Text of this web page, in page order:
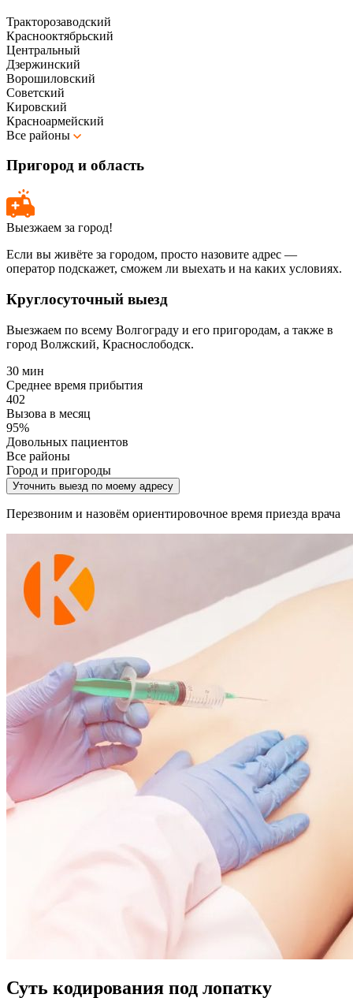
Тракторозаводский
Краснооктябрьский
Центральный
Дзержинский
Ворошиловский
Советский
Кировский
Красноармейский
Все районы
Пригород и область
Выезжаем за город!
Если вы живёте за городом, просто назовите адрес —
оператор подскажет, сможем ли выехать и на каких условиях.
Круглосуточный выезд
Выезжаем по всему Волгограду и его пригородам, а также в
город Волжский, Краснослободск.
30 мин
Среднее время прибытия
402
Вызова в месяц
95%
Довольных пациентов
Все районы
Город и пригороды
Уточнить выезд по моему адресу
Перезвоним и назовём ориентировочное время приезда врача
Суть кодирования под лопатку